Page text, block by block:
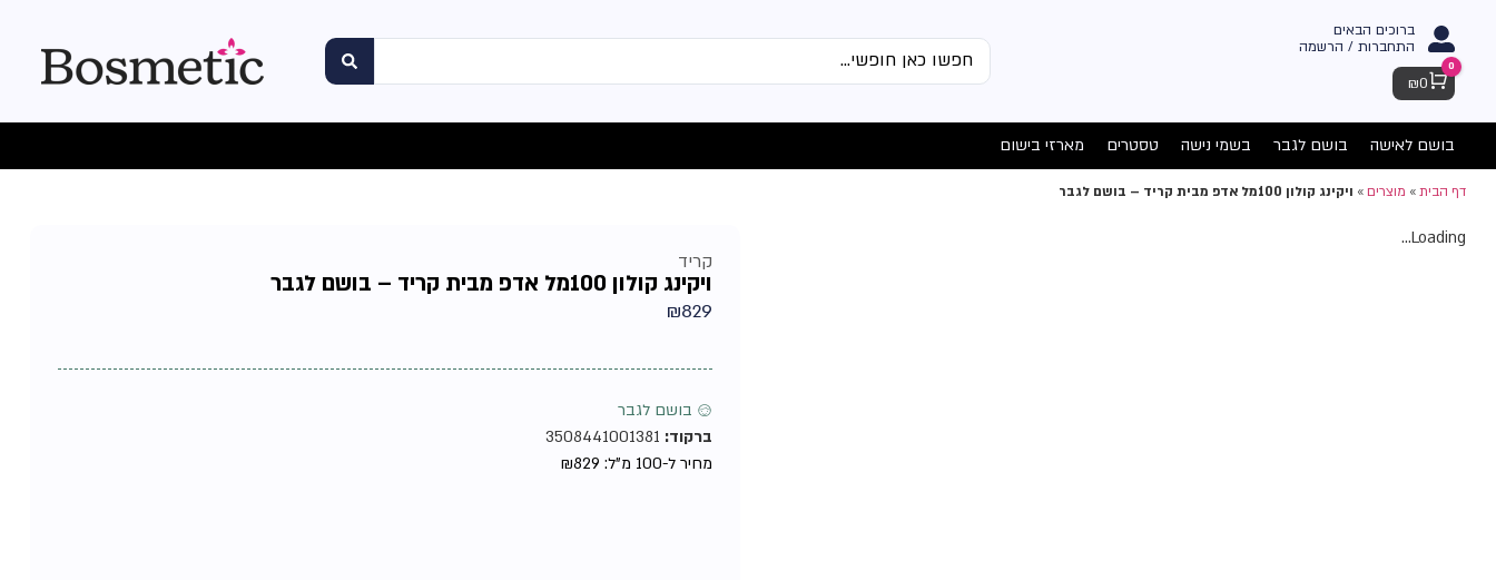
ברוכים הבאים
התחברות / הרשמה
Cart
0
₪0
בושם לאישה בושם לגבר בשמי נישה טסטרים מארזי בישום
דף הבית» מוצרים» ויקינג קולון 100מל אדפ מבית קריד – בושם לגבר
Loading...
קריד
ויקינג קולון 100מל אדפ מבית קריד – בושם לגבר
₪829
♂ בושם לגבר
ברקוד:
מחיר ל-100 מ"ל:
₪829